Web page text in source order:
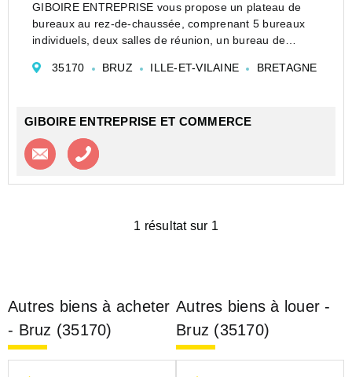
GIBOIRE ENTREPRISE vous propose un plateau de
bureaux au rez-de-chaussée, comprenant 5 bureaux
individuels, deux salles de réunion, un bureau de
10 parkings privatifs
35170 BRUZ ILLE-ET-VILAINE BRETAGNE
GIBOIRE ENTREPRISE ET COMMERCE
Contacter l'agence
1 résultat sur 1
Autres biens à acheter
- Bruz (35170)
Autres biens à louer -
Bruz (35170)